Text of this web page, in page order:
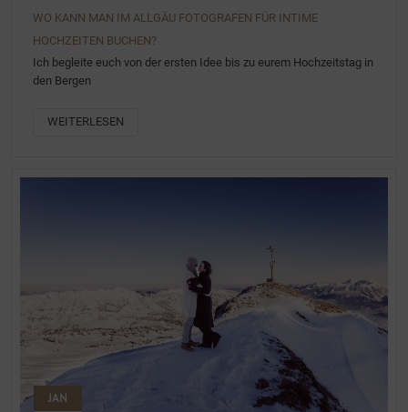
WO KANN MAN IM ALLGÄU FOTOGRAFEN FÜR INTIME
HOCHZEITEN BUCHEN?
Ich begleite euch von der ersten Idee bis zu eurem Hochzeitstag in
den Bergen
WEITERLESEN
JAN